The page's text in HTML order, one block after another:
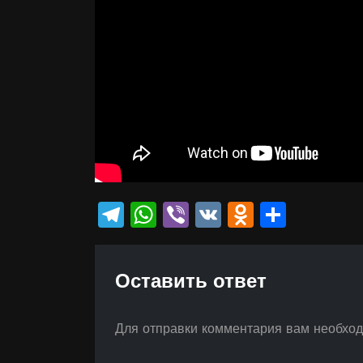
Telegram
WhatsApp
Viber
VK
Оставить ответ
Для отправки комментария вам